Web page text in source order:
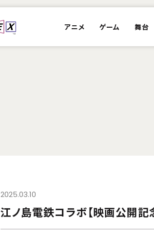
アニメ ゲーム 舞台
2025.03.10
江ノ島電鉄コラボ【映画公開